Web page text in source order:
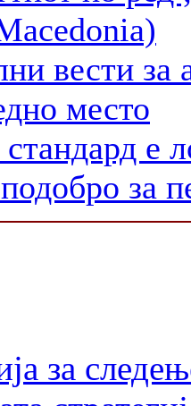
вести за
место
е
за
за